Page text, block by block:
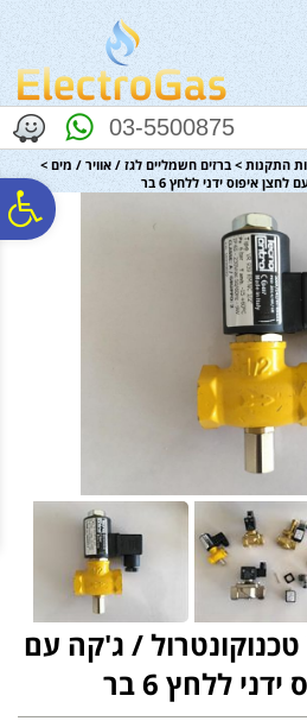
נגישות
אתר
המרכזי
03-5500875
התקנות > ברזים חשמליים לגז / אוויר / מים >
גז חשמלי 1" טכנוקונטרול / ג'קה עם
ללחץ 6 בר